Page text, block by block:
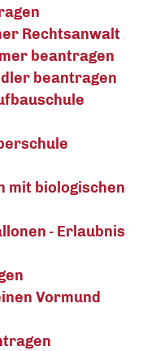
Rechtsanwalt
beantragen
beantragen
mit biologischen
- Erlaubnis
Vormund